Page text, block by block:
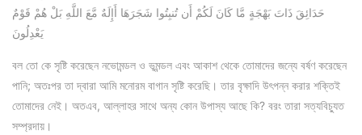
حَدَائِقَ ذَاتَ بَهْجَةٍ مَّا كَانَ لَكُمْ أَن تُنبِتُوا شَجَرَهَا أَإِلَهٌ مَّعَ اللَّهِ بَلْ هُمْ قَوْمٌ
يَعْدِلُونَ
বল তো কে সৃষ্টি করেছেন নভোমন্ডল ও ভূমন্ডল এবং আকাশ থেকে তোমাদের জন্যে বর্ষণ করেছেন
পানি; অতঃপর তা দ্বারা আমি মনোরম বাগান সৃষ্টি করেছি। তার বৃক্ষাদি উৎপন্ন করার শক্তিই
তোমাদের নেই। অতএব, আল্লাহর সাথে অন্য কোন উপাস্য আছে কি? বরং তারা সত্যবিচ্যুত
সম্প্রদায়।